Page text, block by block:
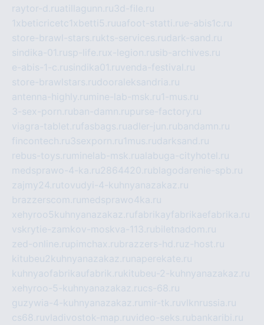
raytor-d.ruatillagunn.ru3d-file.ru
1xbeticricetc1xbetti5.ruuafoot-statti.rue-abis1c.ru
store-brawl-stars.rukts-services.rudark-sand.ru
sindika-01.rusp-life.rux-legion.rusib-archives.ru
e-abis-1-c.rusindika01.ruvenda-festival.ru
store-brawlstars.rudooraleksandria.ru
antenna-highly.ru mine-lab-msk.ru1-mus.ru
3-sex-porn.ruban-damn.rupurse-factory.ru
viagra-tablet.rufasbags.ruadler-jun.rubandamn.ru
fincontech.ru3sexporn.ru1mus.rudarksand.ru
rebus-toys.ru minelab-msk.rualabuga-cityhotel.ru
medsprawo-4-ka.ru2864420.rublagodarenie-spb.ru
zajmy24.rutovudyi-4-kuhnyanazakaz.ru
brazzerscom.ru medsprawo4ka.ru
xehyroo5kuhnyanazakaz.rufabrikayfabrikaefabrika.ru
vskrytie-zamkov-moskva-113.rubiletnadom.ru
zed-online.rupimchax.rubrazzers-hd.ruz-host.ru
kitubeu2kuhnyanazakaz.ru naperekate.ru
kuhnyaofabrikaufabrik.rukitubeu-2-kuhnyanazakaz.ru
xehyroo-5-kuhnyanazakaz.rucs-68.ru
guzywia-4-kuhnyanazakaz.ru mir-tk.ruvlknrussia.ru
cs68.ruvladivostok-map.ruvideo-seks.rubankaribi.ru